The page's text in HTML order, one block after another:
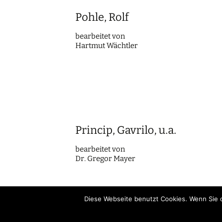
Pohle, Rolf
bearbei­tet von
Hartmut Wächtler
Princip, Gavrilo, u.a.
bearbei­tet von
Dr. Gregor Mayer
Diese Webseite benutzt Cookies. Wenn